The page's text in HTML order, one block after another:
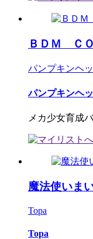
ＢＤＭ Ｃ
パンプキンヘ
パンプキンヘ
メカ少女育成
魔法使いま
Topa
Topa